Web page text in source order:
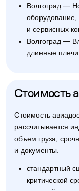
Волгоград —
оборудование,
и сервисных
Волгоград —
длинные
Стоимость
Стоимость
рассчитывается
объем груза,
и документы.
стандартный
критической